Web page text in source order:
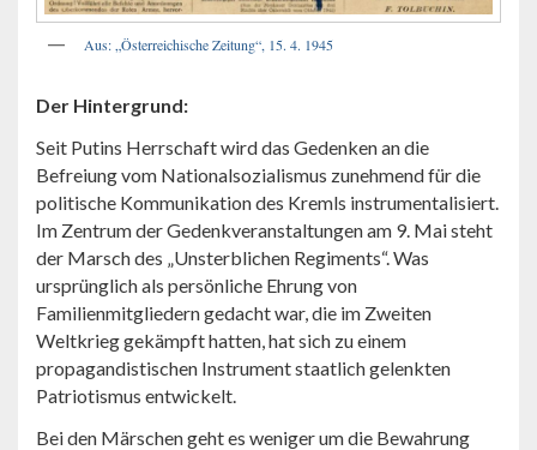
Aus: „Österreichische Zeitung“, 15. 4. 1945
Der Hintergrund:
Seit Putins Herrschaft wird das Gedenken an die
Befreiung vom Nationalsozialismus zunehmend für die
politische Kommunikation des Kremls instrumentalisiert.
Im Zentrum der Gedenkveranstaltungen am 9. Mai steht
der Marsch des „Unsterblichen Regiments“. Was
ursprünglich als persönliche Ehrung von
Familienmitgliedern gedacht war, die im Zweiten
Weltkrieg gekämpft hatten, hat sich zu einem
propagandistischen Instrument staatlich gelenkten
Patriotismus entwickelt.
Bei den Märschen geht es weniger um die Bewahrung